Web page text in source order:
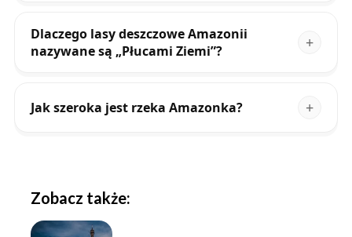
Dlaczego lasy deszczowe Amazonii
nazywane są „Płucami Ziemi”?
Jak szeroka jest rzeka Amazonka?
Zobacz także: